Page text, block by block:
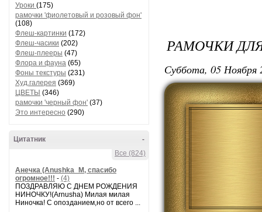
Уроки (175)
рамочки 'фиолетовый и розовый фон'
(108)
Флеш-картинки (172)
Флеш-часики (202)
Флеш-плееры (47)
Флора и фауна (65)
Фоны текстуры (231)
Худ.галерея (369)
ЦВЕТЫ (346)
рамочки 'черный фон' (37)
Это интересно (290)
-
Цитатник
Все (824)
Анечка (Anushka_M, спасибо
огромное!!! - (4)
ПОЗДРАВЛЯЮ С ДНЕМ РОЖДЕНИЯ
НИНОЧКУ!(Arnusha) Милая милая
Ниночка! С опозданием,но от всего ...
РАМОЧКИ
Суббота, 05 Ноября